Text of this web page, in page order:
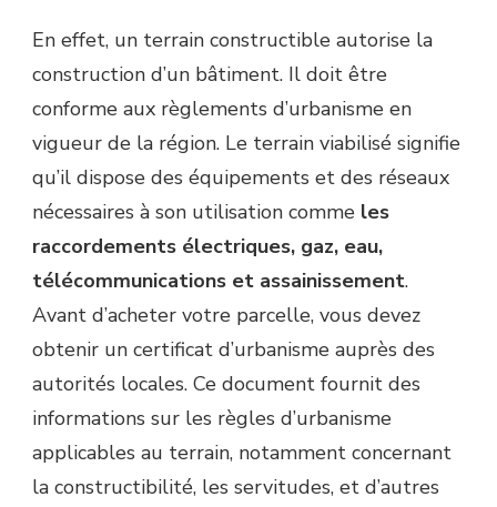
En effet, un terrain constructible autorise la
construction d’un bâtiment. Il doit être
conforme aux règlements d’urbanisme en
vigueur de la région. Le terrain viabilisé signifie
qu’il dispose des équipements et des réseaux
nécessaires à son utilisation comme les
raccordements électriques, gaz, eau,
télécommunications et assainissement.
Avant d’acheter votre parcelle, vous devez
obtenir un certificat d’urbanisme auprès des
autorités locales. Ce document fournit des
informations sur les règles d’urbanisme
applicables au terrain, notamment concernant
la constructibilité, les servitudes, et d’autres